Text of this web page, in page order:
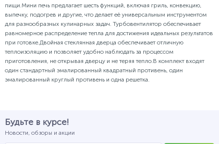
пищи.Мини печь предлагает шесть функций, включая гриль, конвекцию,
выпечку, подогрев и другие, что делает её универсальным инструментом
для разнообразных кулинарных задач. Турбовентилятор обеспечивает
равномерное распределение тепла для достижения идеальных результатов
при готовке.Двойная стеклянная дверца обеспечивает отличную
теплоизоляцию и позволяет удобно наблюдать за процессом
приготовления, не открывая дверцу и не теряя тепло.В комплект входят
один стандартный эмалированный квадратный противень, один
эмалированный круглый противень и одна решетка.
Будьте в курсе!
Новости, обзоры и акции